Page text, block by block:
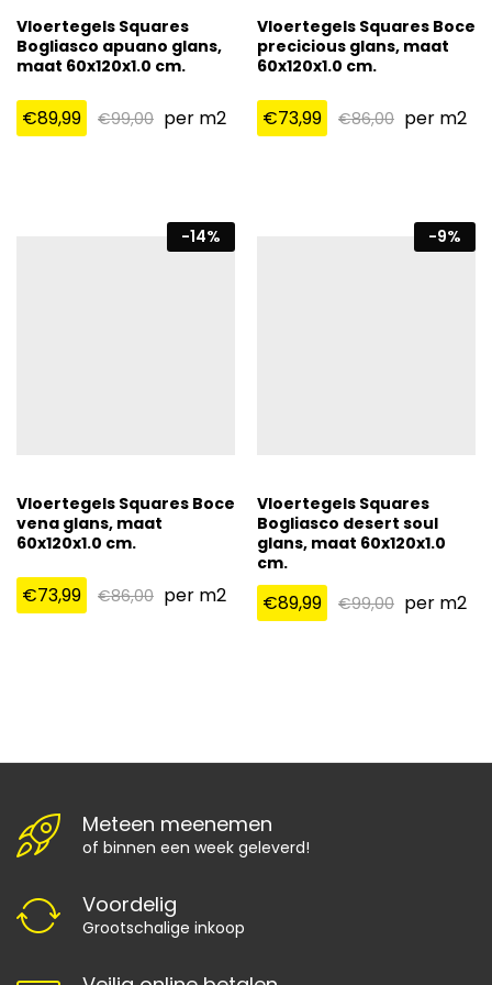
Vloertegels Squares
Bogliasco apuano glans,
maat 60x120x1.0 cm.
€89,99 €99,00 per m2
Vloertegels Squares Boce
precicious glans, maat
60x120x1.0 cm.
€73,99 €86,00 per m2
-14%
Vloertegels Squares Boce
vena glans, maat
60x120x1.0 cm.
€73,99 €86,00 per m2
-9%
Vloertegels Squares
Bogliasco desert soul
glans, maat 60x120x1.0
cm.
€89,99 €99,00 per m2
Meteen meenemen
of binnen een week geleverd!
Voordelig
Grootschalige inkoop